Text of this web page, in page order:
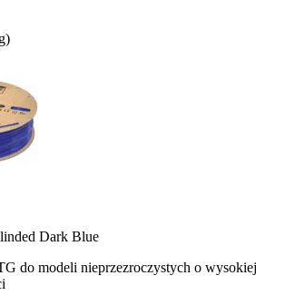
Dark Blue
do modeli nieprzezroczystych o wysokiej